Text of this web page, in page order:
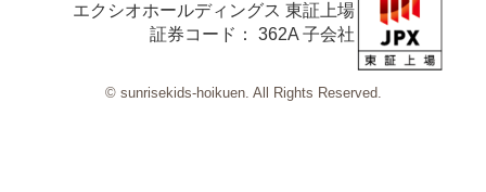
エクシオホールディングス 東証上場
証券コード： 362A 子会社
© sunrisekids-hoikuen. All Rights Reserved.